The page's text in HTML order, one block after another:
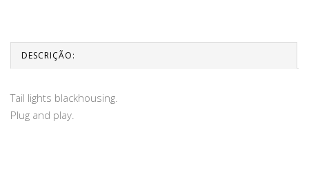
DESCRIÇÃO:
Tail lights blackhousing.
Plug and play.